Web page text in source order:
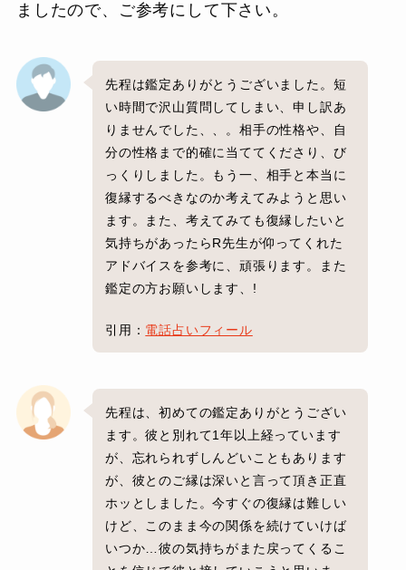
ましたので、ご参考にして下さい。
先程は鑑定ありがとうございました。短
い時間で沢山質問してしまい、申し訳あ
りませんでした、、。相手の性格や、自
分の性格まで的確に当ててくださり、び
っくりしました。もう一、相手と本当に
復縁するべきなのか考えてみようと思い
ます。また、考えてみても復縁したいと
気持ちがあったらR先生が仰ってくれた
アドバイスを参考に、頑張ります。また
鑑定の方お願いします、!
引用： 電話占いフィール
先程は、初めての鑑定ありがとうござい
ます。彼と別れて1年以上経っています
が、忘れられずしんどいこともあります
が、彼とのご縁は深いと言って頂き正直
ホッとしました。今すぐの復縁は難しい
けど、このまま今の関係を続けていけば
いつか…彼の気持ちがまた戻ってくるこ